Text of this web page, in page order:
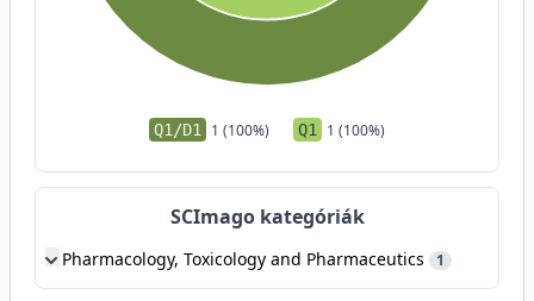
Q1/D1 1 (100%) Q1 1 (100%)
SCImago kategóriák
Pharmacology, Toxicology and Pharmaceutics 1